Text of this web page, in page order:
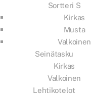
Sortteri S
Kirkas
Musta
Valkoinen
Seinätasku
Kirkas
Valkoinen
Lehtikotelot